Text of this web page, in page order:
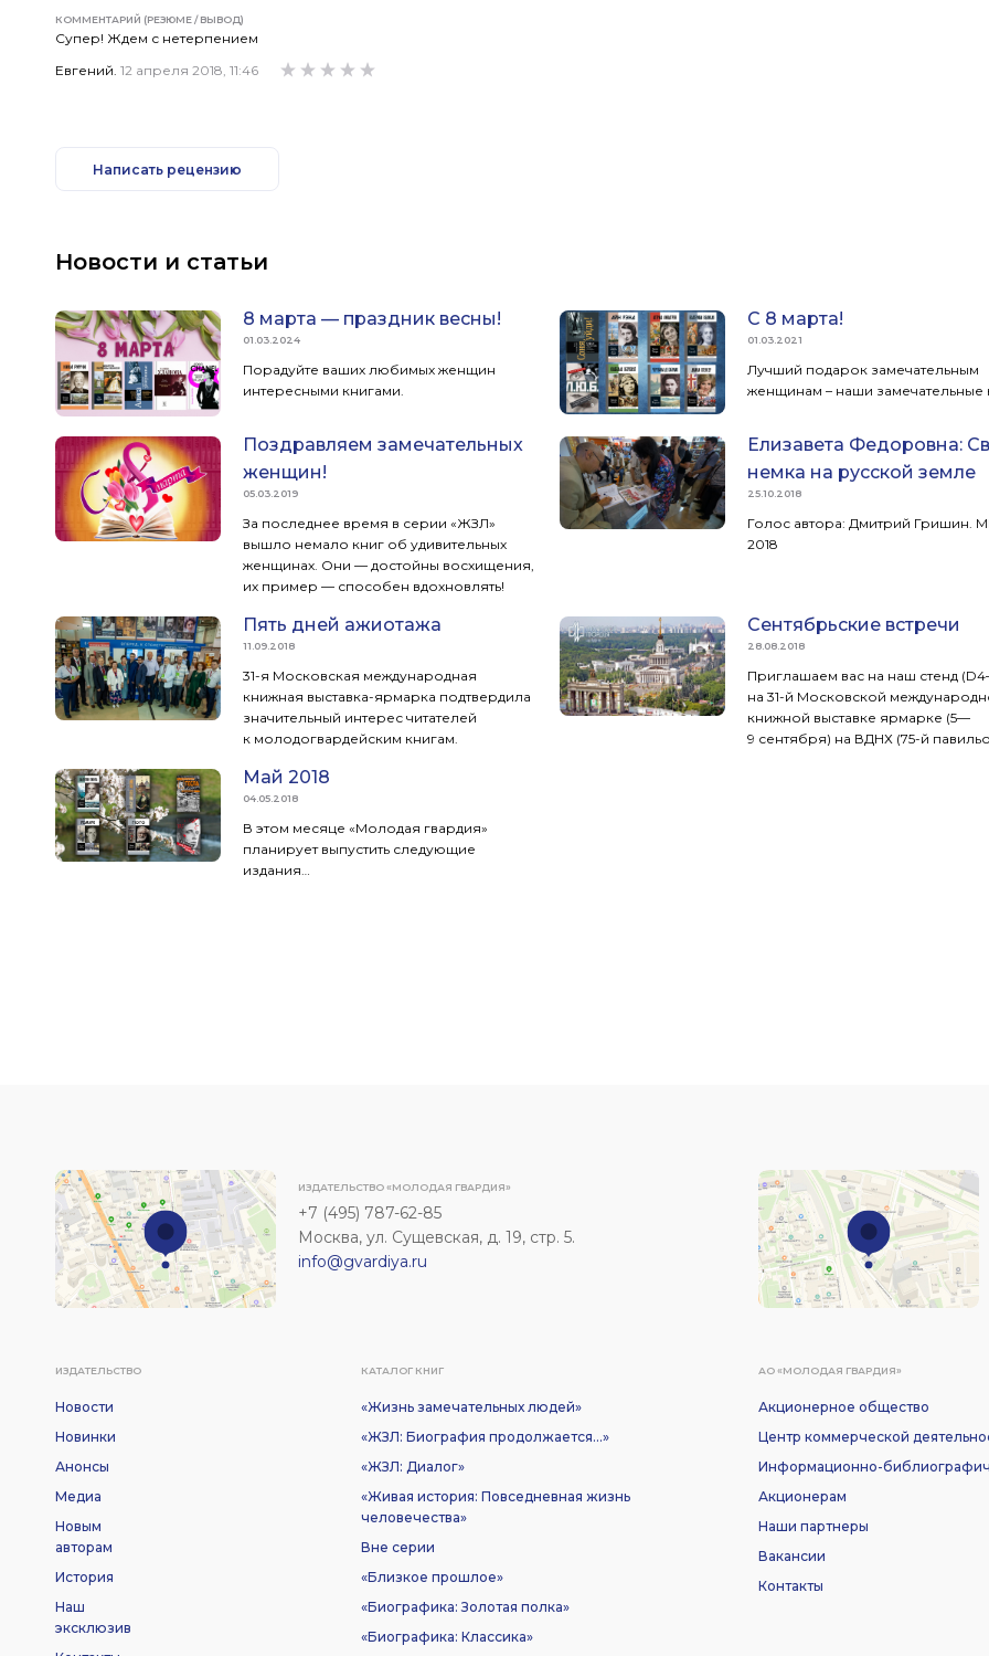
КОММЕНТАРИЙ (РЕЗЮМЕ / ВЫВОД)
Супер! Ждем с нетерпением
Евгений. 12 апреля 2018, 11:46
Написать рецензию
Новости и статьи
8 марта — праздник весны!
01.03.2024
Порадуйте ваших любимых женщин
интересными книгами.
С 8 марта!
01.03.2021
Лучший подарок замечательным
женщинам – наши замечательные
Поздравляем замечательных
женщин!
05.03.2019
За последнее время в серии «ЖЗЛ»
вышло немало книг об удивительных
женщинах. Они — достойны восхищения,
их пример — способен вдохновлять!
Елизавета Федоровна:
немка на русской земле
25.10.2018
Голос автора: Дмитрий Гришин.
2018
Пять дней ажиотажа
11.09.2018
31-я Московская международная
книжная выставка-ярмарка подтвердила
значительный интерес читателей
к молодогвардейским книгам.
Сентябрьские встречи
28.08.2018
Приглашаем вас на наш стенд
на 31-й Московской
книжной выставке ярмарке (5—
9 сентября) на ВДНХ (75-й
Май 2018
04.05.2018
В этом месяце «Молодая гвардия»
планирует выпустить следующие
издания…
ИЗДАТЕЛЬСТВО «МОЛОДАЯ ГВАРДИЯ»
+7 (495) 787-62-85
Москва, ул. Сущевская, д. 19, стр. 5.
info@gvardiya.ru
ИЗДАТЕЛЬСТВО
Новости
Новинки
Анонсы
Медиа
Новым
авторам
История
Наш
эксклюзив
КАТАЛОГ КНИГ
«Жизнь замечательных людей»
«ЖЗЛ: Биография продолжается...»
«ЖЗЛ: Диалог»
«Живая история: Повседневная жизнь
человечества»
Вне серии
«Близкое прошлое»
«Биографика: Золотая полка»
«Биографика: Классика»
АО «МОЛОДАЯ ГВАРДИЯ»
Акционерное общество
Центр коммерческой
Информационно-
Акционерам
Наши партнеры
Вакансии
Контакты